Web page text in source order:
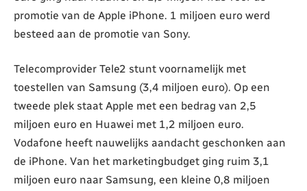
promotie van de Apple iPhone. 1 miljoen euro werd
besteed aan de promotie van Sony.
Telecomprovider Tele2 stunt voornamelijk met
toestellen van Samsung (3,4 miljoen euro). Op een
tweede plek staat Apple met een bedrag van 2,5
miljoen euro en Huawei met 1,2 miljoen euro.
Vodafone heeft nauwelijks aandacht geschonken aan
de iPhone. Van het marketingbudget ging ruim 3,1
miljoen euro naar Samsung, een kleine 0,8 miljoen